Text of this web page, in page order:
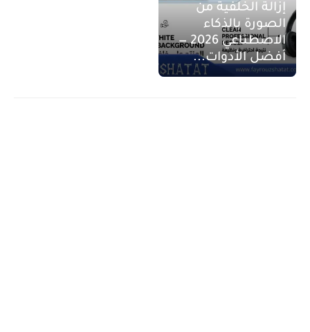
إزالة الخلفية من
الصورة بالذكاء
الاصطناعي 2026 —
أفضل الأدوات...